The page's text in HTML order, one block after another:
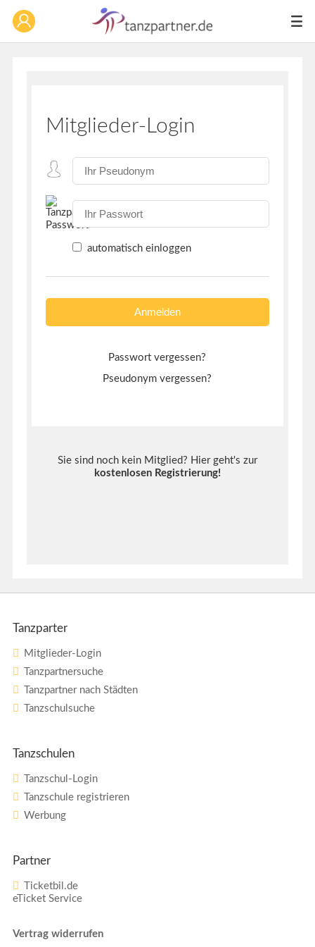
Mitglieder-Login
automatisch einloggen
Passwort vergessen?
Pseudonym vergessen?
Sie sind noch kein Mitglied? Hier geht's zur
kostenlosen Registrierung!
Tanzparter
Mitglieder-Login
Tanzpartnersuche
Tanzpartner nach Städten
Tanzschulsuche
Tanzschulen
Tanzschul-Login
Tanzschule registrieren
Werbung
Partner
Ticketbil.de
eTicket Service
Vertrag widerrufen